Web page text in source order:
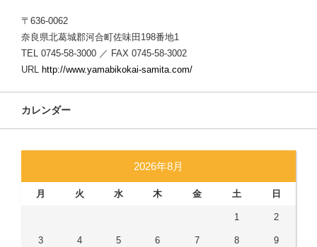
〒636-0062
奈良県北葛城郡河合町佐味田198番地1
TEL 0745-58-3000 ／ FAX 0745-58-3002
URL http://www.yamabikokai-samita.com/
カレンダー
2026年8月
月 火 水 木 金 土 日
1 2
3 4 5 6 7 8 9